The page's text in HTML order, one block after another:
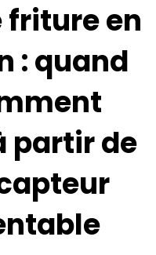
friture en
: quand
partir de